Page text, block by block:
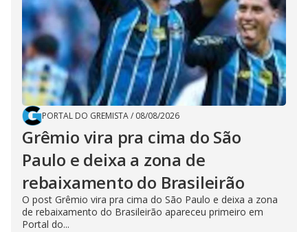
PORTAL DO GREMISTA/ 08/08/2026
Grêmio vira pra cima do São
Paulo e deixa a zona de
rebaixamento do Brasileirão
O post Grêmio vira pra cima do São Paulo e deixa a zona
de rebaixamento do Brasileirão apareceu primeiro em
Portal do...